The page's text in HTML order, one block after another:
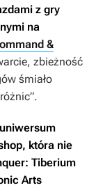
z gry
na
&
zbieżność
śmiało
która nie
Tiberium
Arts